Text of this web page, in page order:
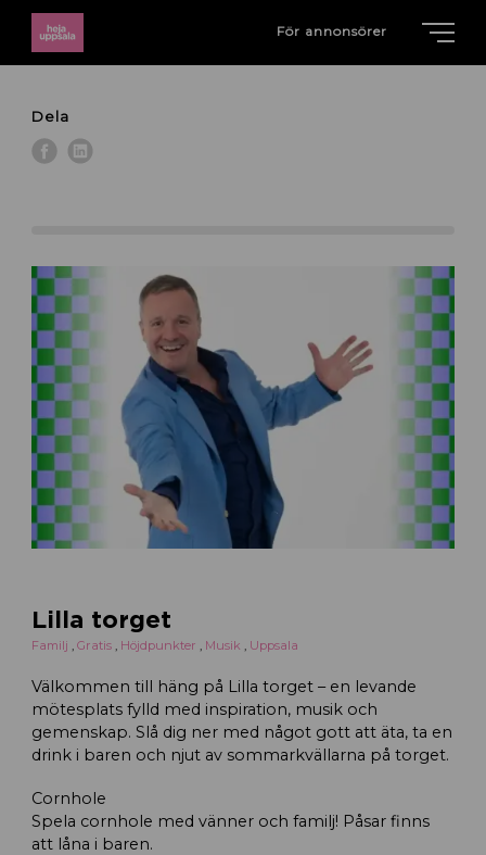
För annonsörer
Dela
Lilla torget
Familj , Gratis , Höjdpunkter , Musik , Uppsala
Välkommen till häng på Lilla torget – en levande
mötesplats fylld med inspiration, musik och
gemenskap. Slå dig ner med något gott att äta, ta en
drink i baren och njut av sommarkvällarna på torget.
Cornhole
Spela cornhole med vänner och familj! Påsar finns
att låna i baren.